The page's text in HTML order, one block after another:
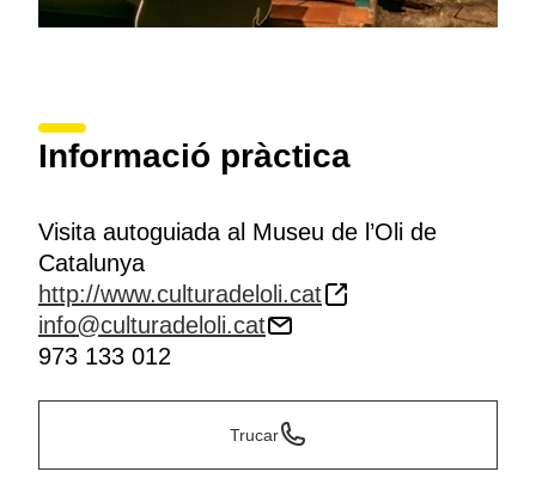
Informació pràctica
Visita autoguiada al Museu de l’Oli de
Catalunya
http://www.culturadeloli.cat
info@culturadeloli.cat
973 133 012
Trucar